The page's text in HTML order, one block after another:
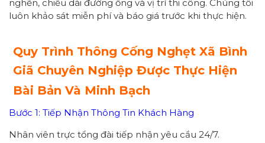
nghẽn, chiều dài đường ống và vị trí thi công. Chúng tôi
luôn khảo sát miễn phí và báo giá trước khi thực hiện.
Quy Trình Thông Cống Nghẹt Xã Bình
Giã Chuyên Nghiệp Được Thực Hiện
Bài Bản Và Minh Bạch
Bước 1: Tiếp Nhận Thông Tin Khách Hàng
Nhân viên trực tổng đài tiếp nhận yêu cầu 24/7.